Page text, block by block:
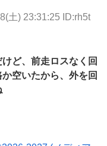
土) 23:31:25 ID:rh5t
ど、前走ロスなく回
空いたから、外を回